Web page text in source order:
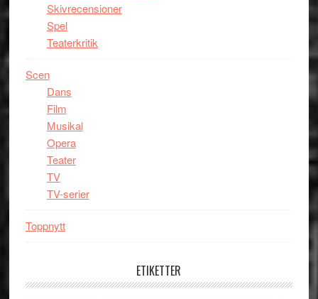
Skivrecensioner
Spel
Teaterkritik
Scen
Dans
Film
Musikal
Opera
Teater
TV
TV-serier
Toppnytt
ETIKETTER